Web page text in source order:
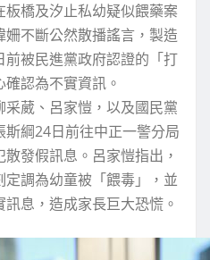
橋及汐止私幼疑似餵藥案
不斷公然散播謠言，製造
被民進黨政府認證的「打
認為不實資訊。
葳、呂家愷，以及國民黨
綱24日前往中正一警分局
發假訊息。呂家愷指出，
調為幼童被「餵毒」，並
息，造成家長巨大恐慌。